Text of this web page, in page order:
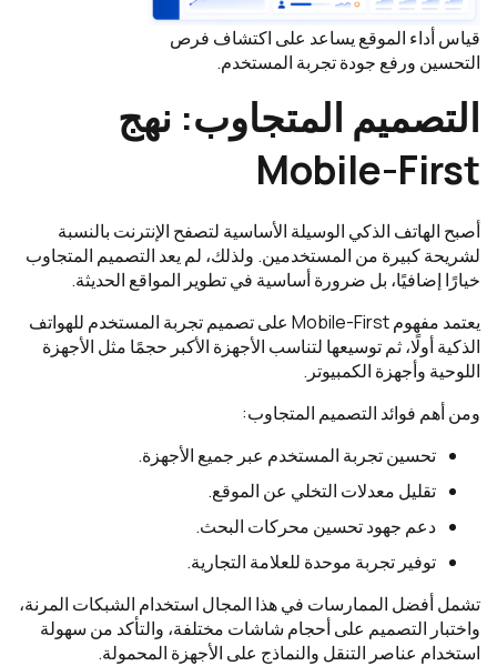
قياس أداء الموقع يساعد على اكتشاف فرص
التحسين ورفع جودة تجربة المستخدم.
التصميم المتجاوب: نهج
Mobile-First
أصبح الهاتف الذكي الوسيلة الأساسية لتصفح الإنترنت بالنسبة
لشريحة كبيرة من المستخدمين. ولذلك، لم يعد التصميم المتجاوب
خيارًا إضافيًا، بل ضرورة أساسية في تطوير المواقع الحديثة.
يعتمد مفهوم Mobile-First على تصميم تجربة المستخدم للهواتف
الذكية أولًا، ثم توسيعها لتناسب الأجهزة الأكبر حجمًا مثل الأجهزة
اللوحية وأجهزة الكمبيوتر.
ومن أهم فوائد التصميم المتجاوب:
تحسين تجربة المستخدم عبر جميع الأجهزة.
تقليل معدلات التخلي عن الموقع.
دعم جهود تحسين محركات البحث.
توفير تجربة موحدة للعلامة التجارية.
تشمل أفضل الممارسات في هذا المجال استخدام الشبكات المرنة،
واختبار التصميم على أحجام شاشات مختلفة، والتأكد من سهولة
استخدام عناصر التنقل والنماذج على الأجهزة المحمولة.